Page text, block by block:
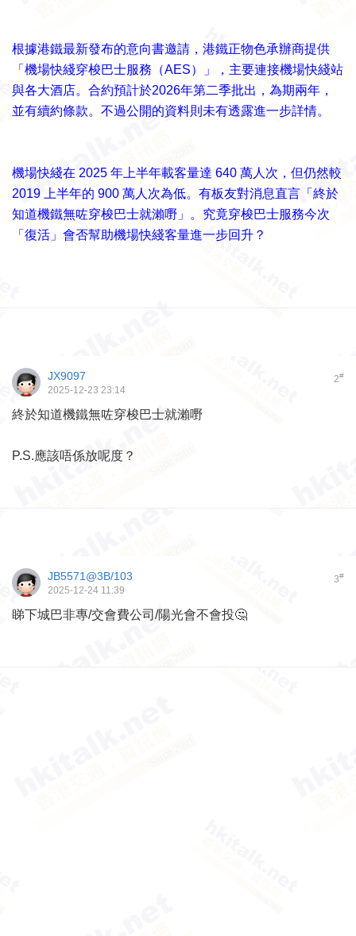
根據港鐵最新發布的意向書邀請，港鐵正物色承辦商提供
「機場快綫穿梭巴士服務（AES）」，主要連接機場快綫站
與各大酒店。合約預計於2026年第二季批出，為期兩年，
並有續約條款。不過公開的資料則未有透露進一步詳情。
機場快綫在 2025 年上半年載客量達 640 萬人次，但仍然較
2019 上半年的 900 萬人次為低。有板友對消息直言「終於
知道機鐵無咗穿梭巴士就瀨嘢」。究竟穿梭巴士服務今次
「復活」會否幫助機場快綫客量進一步回升？
2#
JX9097
2025-12-23 23:14
終於知道機鐵無咗穿梭巴士就瀨嘢
P.S.應該唔係放呢度？
3#
JB5571@3B/103
2025-12-24 11:39
睇下城巴非專/交會費公司/陽光會不會投🤔